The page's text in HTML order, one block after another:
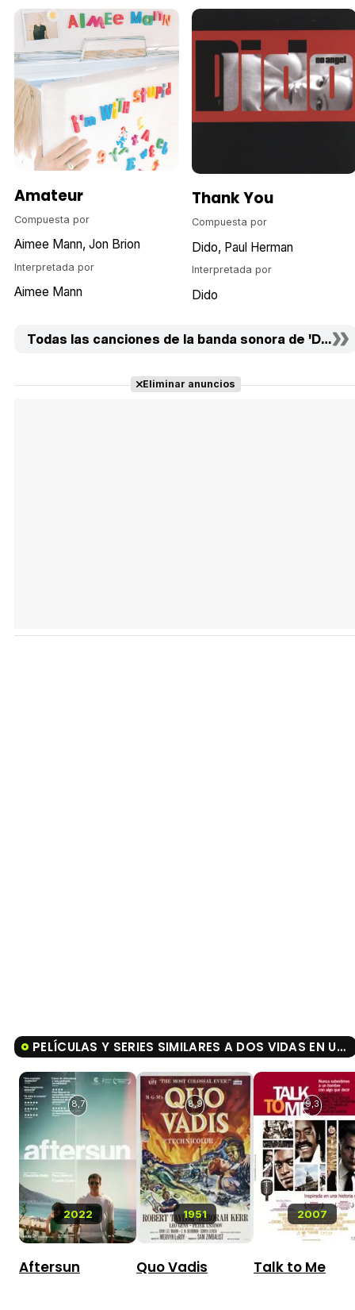
Amateur
Compuesta por
Aimee Mann Jon Brion
Interpretada por
Aimee Mann
Thank You
Compuesta por
Dido Paul Herman
Interpretada por
Dido
Todas las canciones de la banda sonora de 'Dos
Eliminar anuncios
PELÍCULAS Y SERIES SIMILARES A DOS VIDAS EN UN INSTANTE
2022
8,7
Aftersun
1951
8,9
Quo Vadis
2007
9,3
Talk to Me